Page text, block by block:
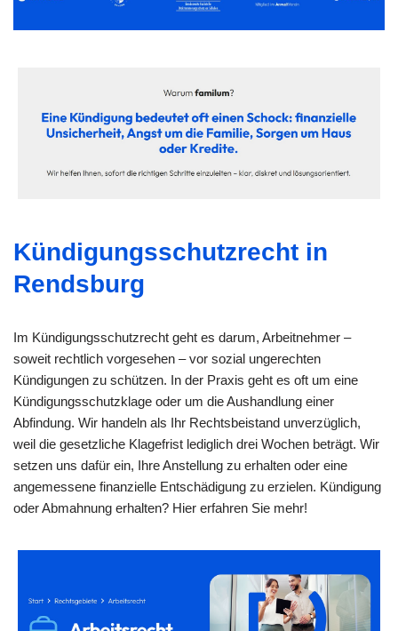
Kündigungsschutzrecht in
Rendsburg
Im Kündigungsschutzrecht geht es darum, Arbeitnehmer –
soweit rechtlich vorgesehen – vor sozial ungerechten
Kündigungen zu schützen. In der Praxis geht es oft um eine
Kündigungsschutzklage oder um die Aushandlung einer
Abfindung. Wir handeln als Ihr Rechtsbeistand unverzüglich,
weil die gesetzliche Klagefrist lediglich drei Wochen beträgt. Wir
setzen uns dafür ein, Ihre Anstellung zu erhalten oder eine
angemessene finanzielle Entschädigung zu erzielen. Kündigung
oder Abmahnung erhalten? Hier erfahren Sie mehr!